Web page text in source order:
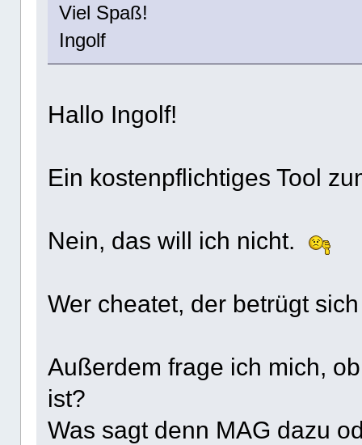
Viel Spaß!
Ingolf
Hallo Ingolf!
Ein kostenpflichtiges Tool
Nein, das will ich nicht.
Wer cheatet, der betrügt
Außerdem frage ich mich,
ist?
Was sagt denn MAG dazu